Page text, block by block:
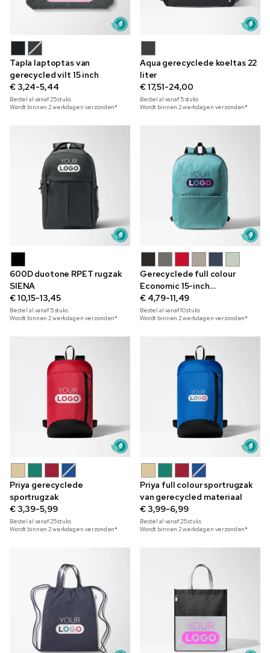
Tapla laptoptas van
gerecycled vilt 15 inch
€ 3,24-5,44
Bestel al vanaf25stuks
Wordt binnen 2 werkdagen verzonden*
Aqua gerecyclede koeltas 22
liter
€ 17,51-24,00
Bestel al vanaf5stuks
Wordt binnen 2 werkdagen verzonden*
600D duotone RPET rugzak
SIENA
€ 10,15-13,45
Bestel al vanaf5stuks
Wordt binnen 2 werkdagen verzonden*
Gerecyclede full colour
Economic 15-inch
laptoprugzak
€ 4,79-11,49
Bestel al vanaf10stuks
Wordt binnen 2 werkdagen verzonden*
Priya gerecyclede
sportrugzak
€ 3,39-5,99
Bestel al vanaf25stuks
Wordt binnen 2 werkdagen verzonden*
Priya full colour sportrugzak
van gerecycled materiaal
€ 3,99-6,99
Bestel al vanaf25stuks
Wordt binnen 2 werkdagen verzonden*